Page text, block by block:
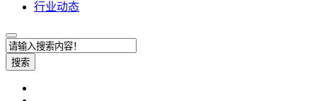
行业动态
搜索